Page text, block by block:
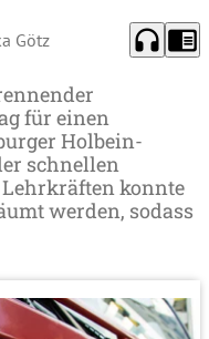
Götz headphones chrome_reader_mode
für einen
Holbein-
schnellen
konnte
werden, sodass